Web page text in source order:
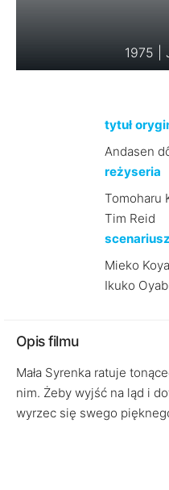
1975 |
tytuł
Andasen
reżyseria
Tomoharu
Tim Reid
scenariusz
Mieko
Ikuko
Opis filmu
Mała Syrenka ratuje
nim. Żeby wyjść na ląd i
wyrzec się swego